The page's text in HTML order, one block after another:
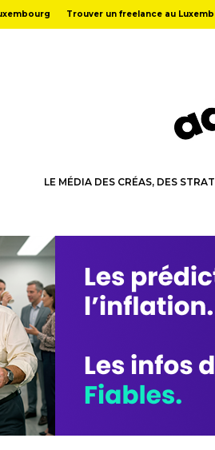
Trouver un freelance au
LE MÉDIA DES CRÉAS, DES